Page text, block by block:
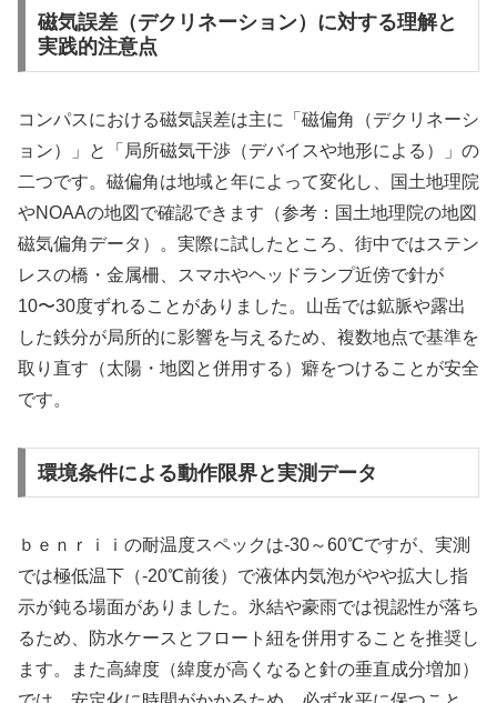
磁気誤差（デクリネーション）に対する理解と
実践的注意点
コンパスにおける磁気誤差は主に「磁偏角（デクリネーシ
ョン）」と「局所磁気干渉（デバイスや地形による）」の
二つです。磁偏角は地域と年によって変化し、国土地理院
やNOAAの地図で確認できます（参考：国土地理院の地図
磁気偏角データ）。実際に試したところ、街中ではステン
レスの橋・金属柵、スマホやヘッドランプ近傍で針が
10〜30度ずれることがありました。山岳では鉱脈や露出
した鉄分が局所的に影響を与えるため、複数地点で基準を
取り直す（太陽・地図と併用する）癖をつけることが安全
です。
環境条件による動作限界と実測データ
ｂｅｎｒｉｉの耐温度スペックは-30～60℃ですが、実測
では極低温下（-20℃前後）で液体内気泡がやや拡大し指
示が鈍る場面がありました。氷結や豪雨では視認性が落ち
るため、防水ケースとフロート紐を併用することを推奨し
ます。また高緯度（緯度が高くなると針の垂直成分増加）